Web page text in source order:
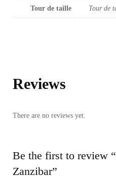
Tour de taille Tour de
Reviews
There are no reviews yet.
Be the first to review
Zanzibar”